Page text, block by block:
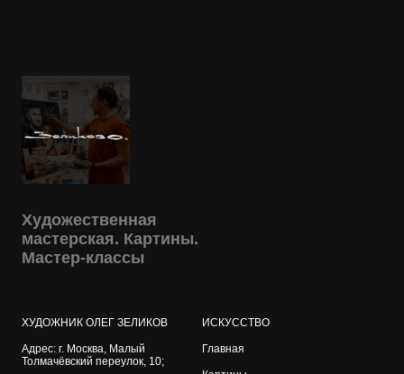
Художественная
мастерская. Картины.
Мастер-классы
ХУДОЖНИК ОЛЕГ ЗЕЛИКОВ
Адрес: г. Москва, Малый
Толмачёвский переулок, 10;
ИСКУССТВО
Главная